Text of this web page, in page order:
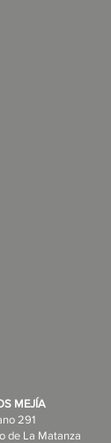
MEJÍA
291
de La Matanza